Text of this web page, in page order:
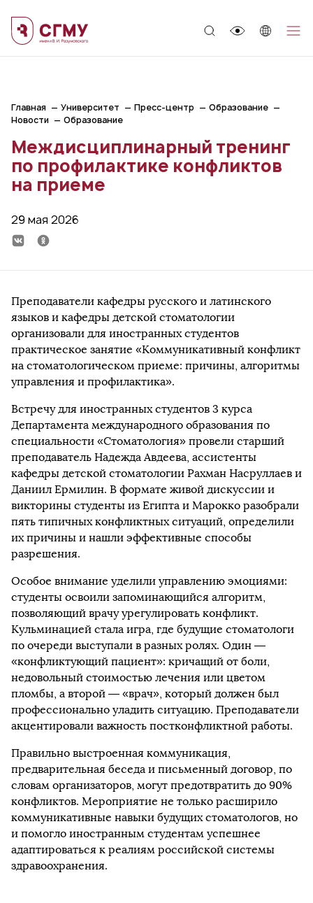
Главная Университет Пресс-центр
Образование
Новости
Образование
Междисциплинарный тренинг
по профилактике конфликтов
на приеме
29 мая 2026
Преподаватели кафедры русского и латинского
языков и кафедры детской стоматологии
организовали для иностранных студентов
практическое занятие «Коммуникативный конфликт
на стоматологическом приеме: причины, алгоритмы
управления и профилактика».
Встречу для иностранных студентов 3 курса
Департамента международного образования по
специальности «Стоматология» провели старший
преподаватель Надежда Авдеева, ассистенты
кафедры детской стоматологии Рахман Насруллаев и
Даниил Ермилин. В формате живой дискуссии и
викторины студенты из Египта и Марокко разобрали
пять типичных конфликтных ситуаций, определили
их причины и нашли эффективные способы
разрешения.
Особое внимание уделили управлению эмоциями:
студенты освоили запоминающийся алгоритм,
позволяющий врачу урегулировать конфликт.
Кульминацией стала игра, где будущие стоматологи
по очереди выступали в разных ролях. Один —
«конфликтующий пациент»: кричащий от боли,
недовольный стоимостью лечения или цветом
пломбы, а второй — «врач», который должен был
профессионально уладить ситуацию. Преподаватели
акцентировали важность постконфликтной работы.
Правильно выстроенная коммуникация,
предварительная беседа и письменный договор, по
словам организаторов, могут предотвратить до 90%
конфликтов. Мероприятие не только расширило
коммуникативные навыки будущих стоматологов, но
и помогло иностранным студентам успешнее
адаптироваться к реалиям российской системы
здравоохранения.